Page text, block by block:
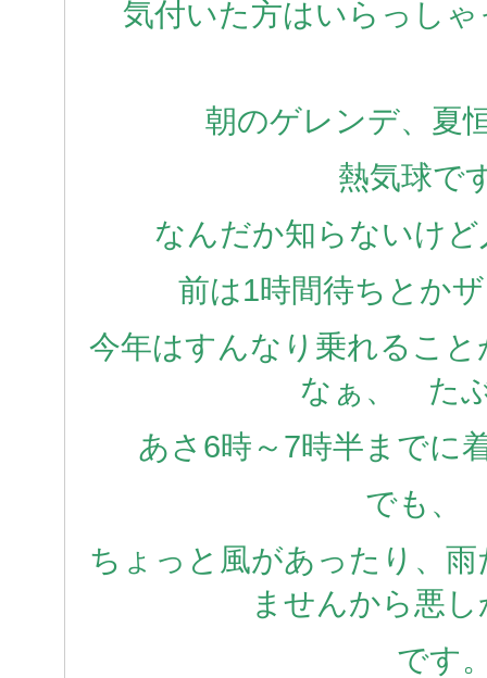
気付いた方はいらっし
朝のゲレンデ、夏
熱気球で
なんだか知らないけ
前は1時間待ちとか
今年はすんなり乗れるこ
なぁ、 た
あさ6時～7時半までに
でも
ちょっと風があったり、
ませんから悪
です